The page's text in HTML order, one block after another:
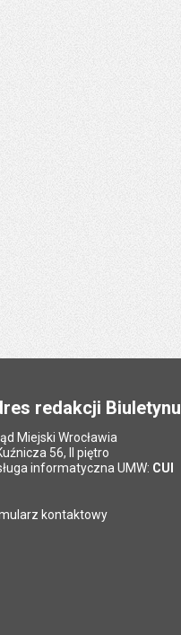
redakcji Biuletynu
Miejski Wrocławia
56, II piętro
informatyczna UMW: CUI
kontaktowy